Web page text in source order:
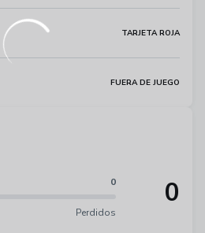
TARJETA ROJA
FUERA DE JUEGO
0
Perdidos
0